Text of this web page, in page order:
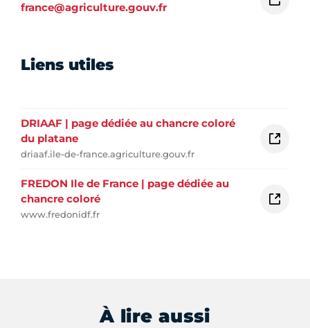
france@agriculture.gouv.fr
Liens utiles
DRIAAF | page dédiée au chancre coloré
du platane
driaaf.ile-de-france.agriculture.gouv.fr
FREDON Ile de France | page dédiée au
chancre coloré
www.fredonidf.fr
À lire aussi